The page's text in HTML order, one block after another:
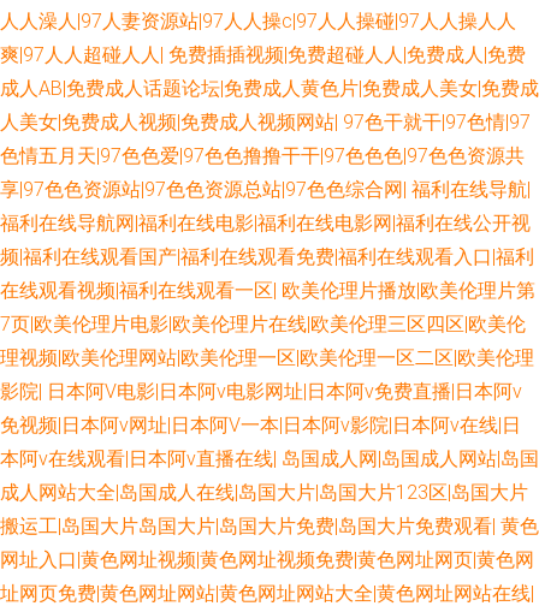
一级 俺来也最新网址 超碰97制服 老司机日日夜夜 人妻九色 国内自拍论理
国区一区二区视频 午夜另类成人AV 51人操超碰在线 97电影午夜剧场 日本黄
色A级大片 久久草草热国产 99热都是精品7 豆花成人在线 国产人人操人人
影音先锋男人站 第一福利导航站 五月花成人 久久伊人国产 深夜福利网址 韩
国AV逼天堂 午夜剧场福利 91网站免费入口 超碰在人 在线观看黄色电影 另色
激情 欧美自慰喷水网站 老湿机av导航 国产高清肏屄电影 欧美艹比视频 福利
日韩电影色色 熟女双飞网 91在线老司机 91在线观看视频 精品一二三专区 中
日韩欧美色图 欧美性交一区二区 天堂Av电影官网 白丝喷水网站 韩国av在线
网址 久久人阁 福利影院导航 伪娘网站黄色 黄色图片综合网 51无码视频 99
人人澡人|97人妻资源站|97人人操c|97人人操碰|97人人操人人
爽|97人人超碰人人| 免费插插视频|免费超碰人人|免费成人|免费
成人AB|免费成人话题论坛|免费成人黄色片|免费成人美女|免费成
人美女|免费成人视频|免费成人视频网站| 97色干就干|97色情|97
色情五月天|97色色爱|97色色撸撸干干|97色色色|97色色资源共
享|97色色资源站|97色色资源总站|97色色综合网| 福利在线导航|
福利在线导航网|福利在线电影|福利在线电影网|福利在线公开视
频|福利在线观看国产|福利在线观看免费|福利在线观看入口|福利
在线观看视频|福利在线观看一区| 欧美伦理片播放|欧美伦理片第
7页|欧美伦理片电影|欧美伦理片在线|欧美伦理三区四区|欧美伦
理视频|欧美伦理网站|欧美伦理一区|欧美伦理一区二区|欧美伦理
影院| 日本阿V电影|日本阿v电影网址|日本阿v免费直播|日本阿v
免视频|日本阿v网址|日本阿V一本|日本阿v影院|日本阿v在线|日
本阿v在线观看|日本阿v直播在线| 岛国成人网|岛国成人网站|岛国
成人网站大全|岛国成人在线|岛国大片|岛国大片123区|岛国大片
搬运工|岛国大片岛国大片|岛国大片免费|岛国大片免费观看| 黄色
网址入口|黄色网址视频|黄色网址视频免费|黄色网址网页|黄色网
址网页免费|黄色网址网站|黄色网址网站大全|黄色网址网站在线|